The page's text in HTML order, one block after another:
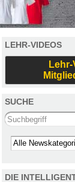
LEHR-VIDEOS
SUCHE
Search this site
Kategorie
DIE